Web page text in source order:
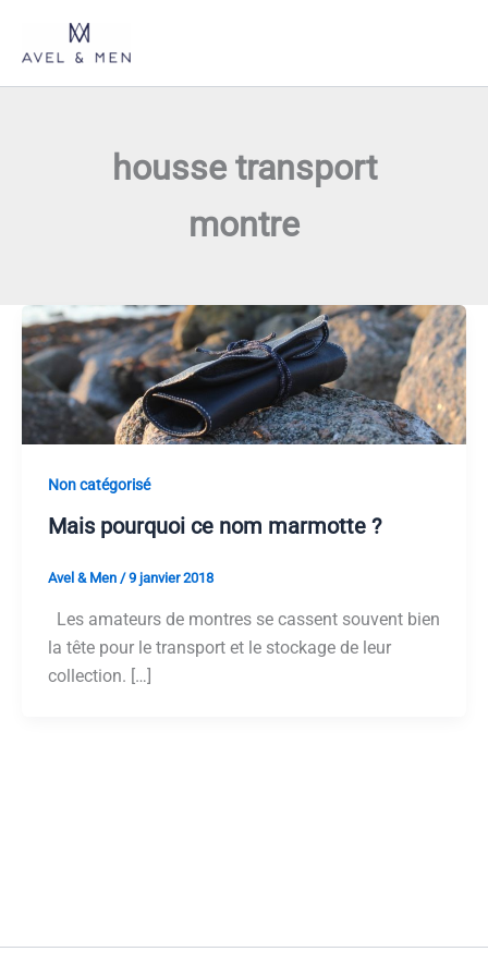
contenu
housse transport
montre
Non catégorisé
Mais pourquoi ce nom marmotte ?
Avel & Men /9 janvier 2018
Les amateurs de montres se cassent souvent bien
la tête pour le transport et le stockage de leur
collection. […]